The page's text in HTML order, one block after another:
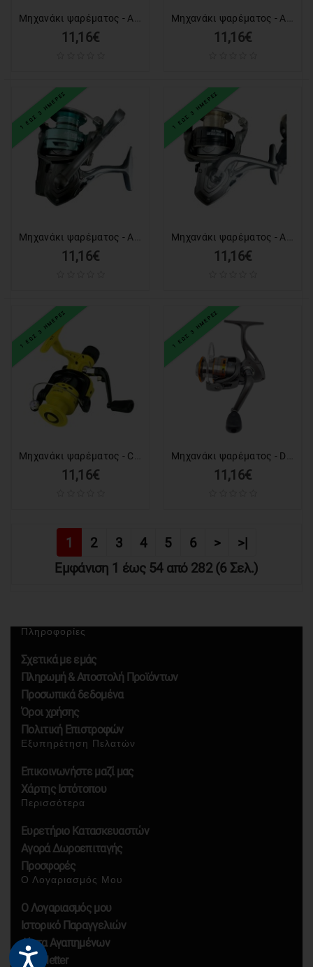
11,16€ 11,16€
1 ΕΩΣ 3 ΗΜΕΡΕΣ
11,16€
1 ΕΩΣ 3 ΗΜΕΡΕΣ
11,16€
1 ΕΩΣ 3 ΗΜΕΡΕΣ
11,16€
1 ΕΩΣ 3 ΗΜΕΡΕΣ
11,16€
1 2 3 4 5 6 >
>|
Εμφάνιση 1 έως 54 από 282 (6 Σελ.)
Πληροφορίες
Σχετικά με εμάς
Πληρωμή & Αποστολή Προϊόντων
Προσωπικά δεδομένα
Όροι χρήσης
Πολιτική Επιστροφών
Εξυπηρέτηση Πελατών
Επικοινωνήστε μαζί μας
Χάρτης Ιστότοπου
Περισσότερα
Ευρετήριο Κατασκευαστών
Αγορά Δωροεπιταγής
Προσφορές
Ο Λογαριασμός Μου
Ο Λογαριασμός μου
Ιστορικό Παραγγελιών
Λίστα Αγαπημένων
Newsletter